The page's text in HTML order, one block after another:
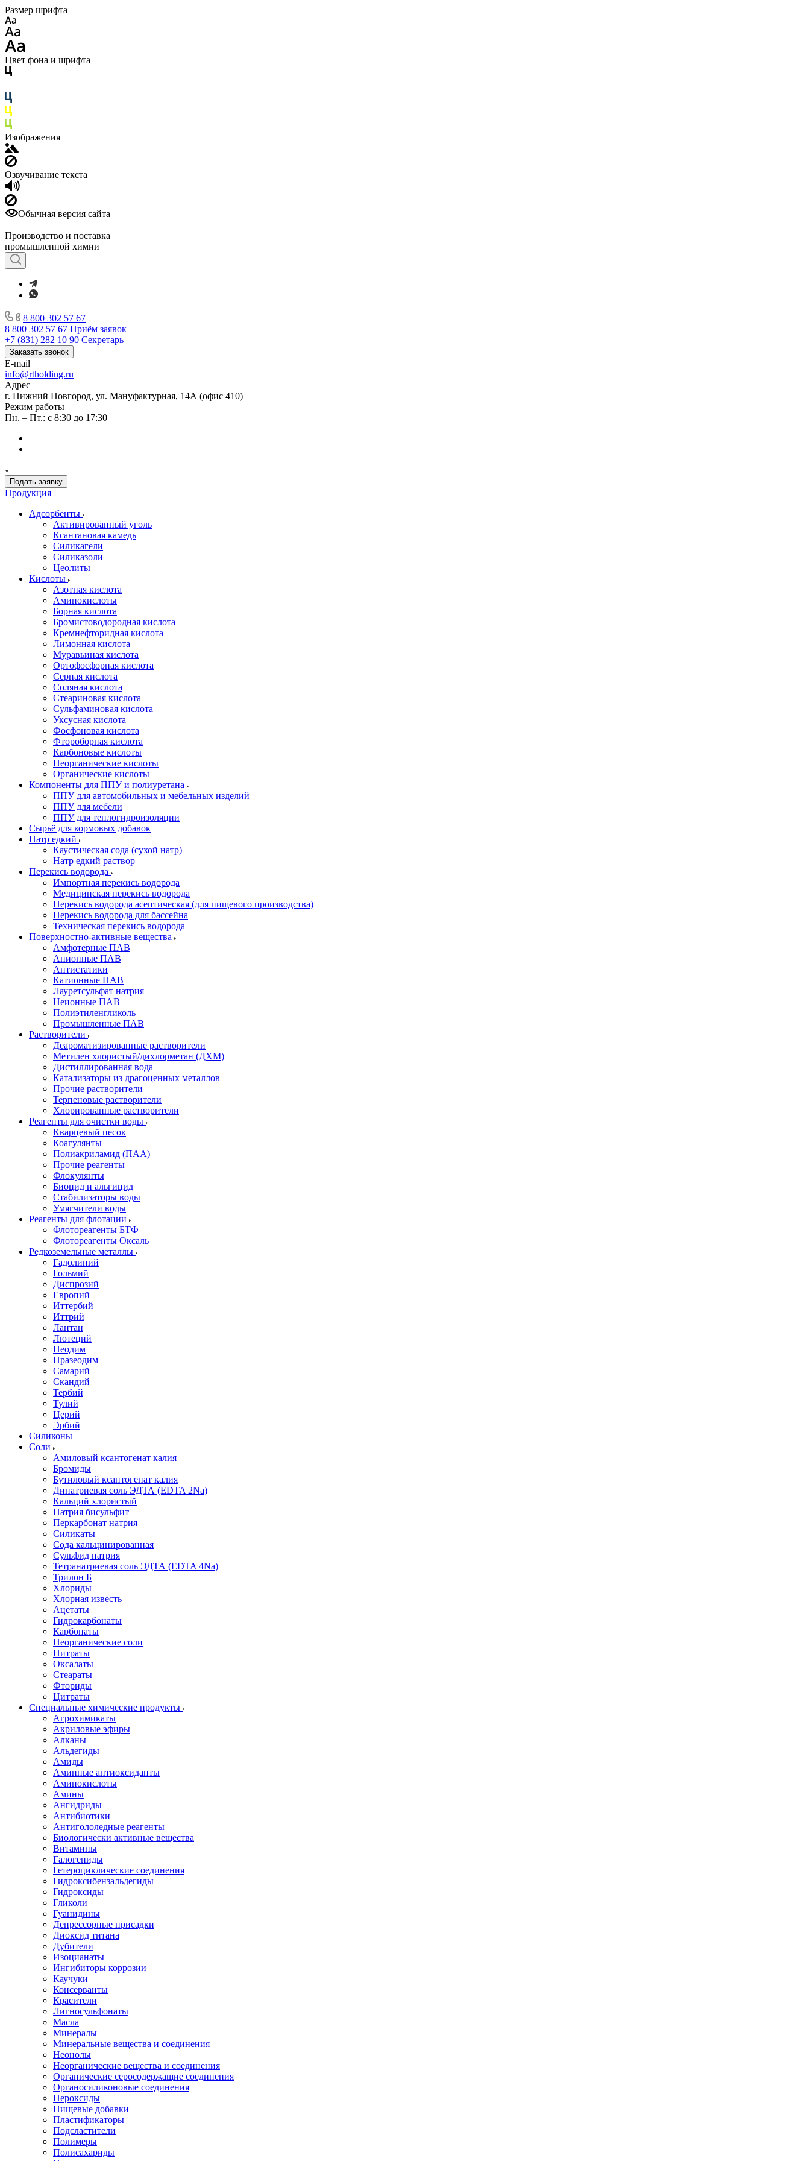
Размер шрифта
Цвет фона и шрифта
Изображения
Озвучивание текста
Обычная версия сайта
Производство и поставка
промышленной химии
8 800 302 57 67
8 800 302 57 67 Приём заявок
+7 (831) 282 10 90 Секретарь
Заказать звонок
E-mail
info@rtholding.ru
Адрес
г. Нижний Новгород, ул. Мануфактурная, 14А (офис 410)
Режим работы
Пн. – Пт.: с 8:30 до 17:30
Подать заявку
Продукция
Адсорбенты
Активированный уголь
Ксантановая камедь
Силикагели
Силиказоли
Цеолиты
Кислоты
Азотная кислота
Аминокислоты
Борная кислота
Бромистоводородная кислота
Кремнефторидная кислота
Лимонная кислота
Муравьиная кислота
Ортофосфорная кислота
Серная кислота
Соляная кислота
Стеариновая кислота
Сульфаминовая кислота
Уксусная кислота
Фосфоновая кислота
Фтороборная кислота
Карбоновые кислоты
Неорганические кислоты
Органические кислоты
Компоненты для ППУ и полиуретана
ППУ для автомобильных и мебельных изделий
ППУ для мебели
ППУ для теплогидроизоляции
Сырьё для кормовых добавок
Натр едкий
Каустическая сода (сухой натр)
Натр едкий раствор
Перекись водорода
Импортная перекись водорода
Медицинская перекись водорода
Перекись водорода асептическая (для пищевого производства)
Перекись водорода для бассейна
Техническая перекись водорода
Поверхностно-активные вещества
Амфотерные ПАВ
Анионные ПАВ
Антистатики
Катионные ПАВ
Лауретсульфат натрия
Неионные ПАВ
Полиэтиленгликоль
Промышленные ПАВ
Растворители
Деароматизированные растворители
Метилен хлористый/дихлорметан (ДХМ)
Дистиллированная вода
Катализаторы из драгоценных металлов
Прочие растворители
Терпеновые растворители
Хлорированные растворители
Реагенты для очистки воды
Кварцевый песок
Коагулянты
Полиакриламид (ПАА)
Прочие реагенты
Флокулянты
Биоцид и альгицид
Стабилизаторы воды
Умягчители воды
Реагенты для флотации
Флотореагенты БТФ
Флотореагенты Оксаль
Редкоземельные металлы
Гадолиний
Гольмий
Диспрозий
Европий
Иттербий
Иттрий
Лантан
Лютеций
Неодим
Празеодим
Самарий
Скандий
Тербий
Тулий
Церий
Эрбий
Силиконы
Соли
Амиловый ксантогенат калия
Бромиды
Бутиловый ксантогенат калия
Динатриевая соль ЭДТА (EDTA 2Na)
Кальций хлористый
Натрия бисульфит
Перкарбонат натрия
Силикаты
Сода кальцинированная
Сульфид натрия
Тетранатриевая соль ЭДТА (EDTA 4Na)
Трилон Б
Хлориды
Хлорная известь
Ацетаты
Гидрокарбонаты
Карбонаты
Неорганические соли
Нитраты
Оксалаты
Стеараты
Фториды
Цитраты
Специальные химические продукты
Агрохимикаты
Акриловые эфиры
Алканы
Альдегиды
Амиды
Аминные антиоксиданты
Аминокислоты
Амины
Ангидриды
Антибиотики
Антигололедные реагенты
Биологически активные вещества
Витамины
Галогениды
Гетероциклические соединения
Гидроксибензальдегиды
Гидроксиды
Гликоли
Гуанидины
Депрессорные присадки
Диоксид титана
Дубители
Изоцианаты
Ингибиторы коррозии
Каучуки
Консерванты
Красители
Лигносульфонаты
Масла
Минералы
Минеральные вещества и соединения
Неонолы
Неорганические вещества и соединения
Органические серосодержащие соединения
Органосиликоновые соединения
Пероксиды
Пищевые добавки
Пластификаторы
Подсластители
Полимеры
Полисахариды